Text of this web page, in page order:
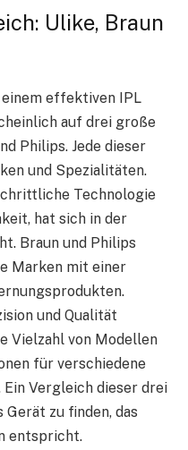
Ulike, Braun
einem effektiven IPL
auf drei große
Philips. Jede dieser
und Spezialitäten.
Technologie
hat sich in der
Braun und Philips
Marken mit einer
und Qualität
Vielzahl von Modellen
für verschiedene
Vergleich dieser drei
zu finden, das
entspricht.